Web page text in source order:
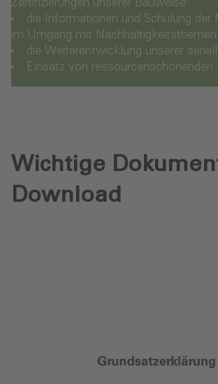
Zertifizierungen unserer Bauweise
die Informationen und Schulung der
im Umgang mit Nachhaltigkeitsthemen
die Weiterentwicklung unserer
Einsatz von ressourcenschonenden
Wichtige
Download